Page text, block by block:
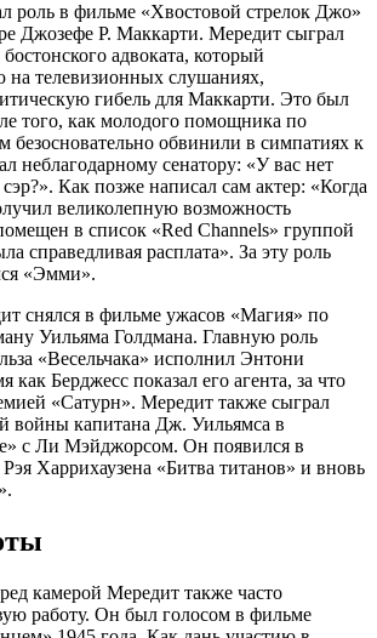
роль в фильме «Хвостовой стрелок Джо»
Джозефе Р. Маккарти. Мередит сыграл
адвоката, который
на телевизионных слушаниях,
гибель для Маккарти. Это был
того, как молодого помощника по
безосновательно обвинили в симпатиях к
неблагодарному сенатору: «У вас нет
Как позже написал сам актер: «Когда
великолепную возможность
в список «Red Channels» группой
справедливая расплата». За эту роль
«Эмми».
снялся в фильме ужасов «Магия» по
Уильяма Голдмана. Главную роль
«Весельчака» исполнил Энтони
как Берджесс показал его агента, за что
«Сатурн». Мередит также сыграл
войны капитана Дж. Уильямса в
с Ли Мэйджорсом. Он появился в
Харрихаузена «Битва титанов» и вновь
камерой Мередит также часто
работу. Он был голосом в фильме